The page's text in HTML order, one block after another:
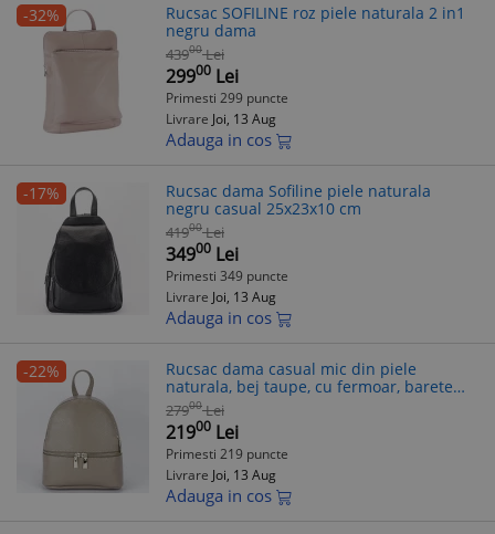
-32%
Rucsac SOFILINE roz piele naturala 2 in1
negru dama
43900 Lei
29900 Lei
Primesti 299 puncte
Livrare Joi, 13 Aug
Adauga in cos
-17%
Rucsac dama Sofiline piele naturala
negru casual 25x23x10 cm
41900 Lei
34900 Lei
Primesti 349 puncte
Livrare Joi, 13 Aug
Adauga in cos
-22%
Rucsac dama casual mic din piele
naturala, bej taupe, cu fermoar, barete
ajustabile, detalii metalice aurii,
18x22.5x10cm, fabricat in Italia
27900 Lei
21900 Lei
Primesti 219 puncte
Livrare Joi, 13 Aug
Adauga in cos